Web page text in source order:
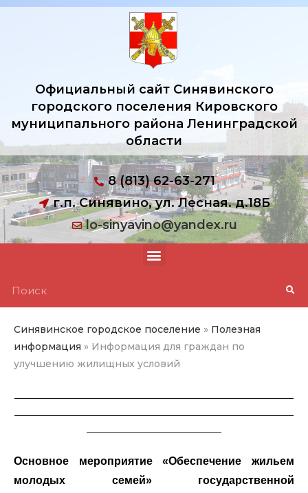
Официальный сайт Синявинского
городского поселения Кировского
муниципального района Ленинградской
области
8 (813) 62-63-271
г.п. Синявино, ул. Лесная. д.18Б
lo-sinyavino@yandex.ru
Синявинское городское поселение » Полезная
информация » Информация для граждан по
улучшению жилищных условий
Основное мероприятие «Обеспечение жильем
молодых семей» государственной